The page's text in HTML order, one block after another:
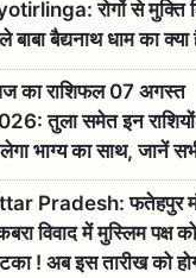
रोगों से मुक्ति
बाबा बैद्यनाथ धाम का क्या
से संबंध? जानिए
का राशिफल 07 अगस्त
तुला समेत इन
भाग्य का साथ, जानें
का दैनिक भाग्यफल
Pradesh: फतेहपुर
विवाद में मुस्लिम पक्ष
! अब इस तारीख को